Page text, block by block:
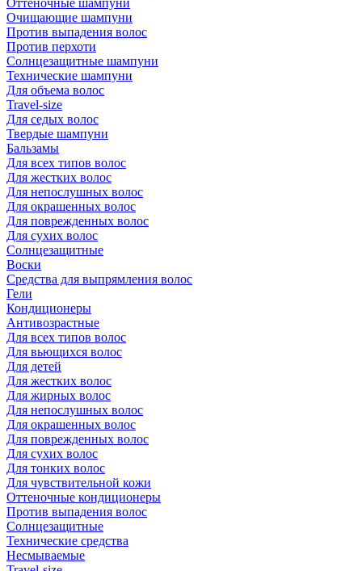
Оттеночные шампуни
Очищающие шампуни
Против выпадения волос
Против перхоти
Солнцезащитные шампуни
Технические шампуни
Для объема волос
Travel-size
Для седых волос
Твердые шампуни
Бальзамы
Для всех типов волос
Для жестких волос
Для непослушных волос
Для окрашенных волос
Для поврежденных волос
Для сухих волос
Солнцезащитные
Воски
Средства для выпрямления волос
Гели
Кондиционеры
Антивозрастные
Для всех типов волос
Для вьющихся волос
Для детей
Для жестких волос
Для жирных волос
Для непослушных волос
Для окрашенных волос
Для поврежденных волос
Для сухих волос
Для тонких волос
Для чувствительной кожи
Оттеночные кондиционеры
Против выпадения волос
Солнцезащитные
Технические средства
Несмываемые